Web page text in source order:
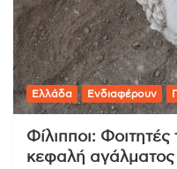
Ελλάδα Ενδιαφέρουν
Φίλιπποι:
κεφαλή αγάλματος